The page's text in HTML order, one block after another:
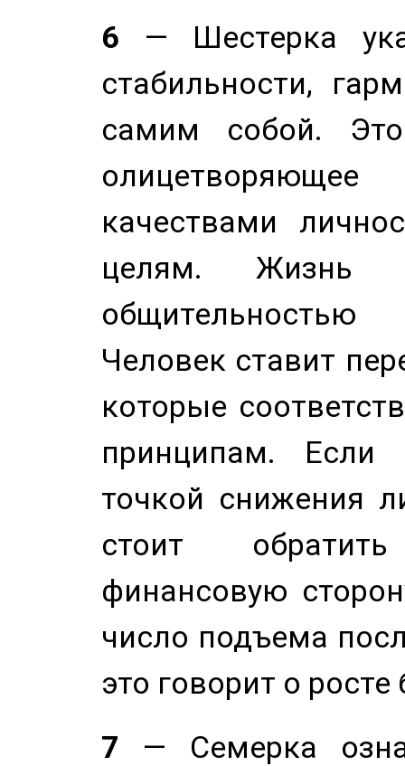
6 — Шестерка
стабильности,
самим собой.
качествами
целям. Жизнь
Человек ставит
которые
принципам. Если
точкой снижения
стоит
финансовую
число подъема
это говорит о
7 — Семерка